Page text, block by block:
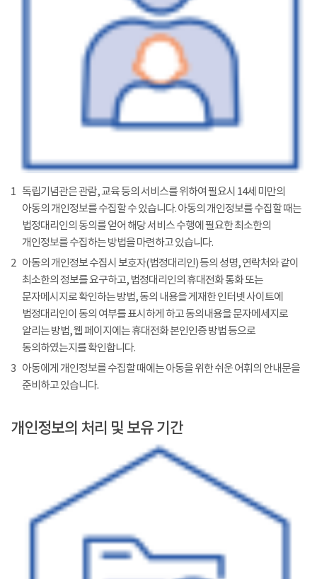
1 독립기념관은 관람, 교육 등의 서비스를 위하여 필요시 14세 미만의
아동의 개인정보를 수집할 수 있습니다. 아동의 개인정보를 수집할 때는
법정대리인의 동의를 얻어 해당 서비스 수행에 필요한 최소한의
개인정보를 수집하는 방법을 마련하고 있습니다.
2 아동의 개인정보 수집시 보호자(법정대리인) 등의 성명, 연락처와 같이
최소한의 정보를 요구하고, 법정대리인의 휴대전화 통화 또는
문자메시지로 확인하는 방법, 동의 내용을 게재한 인터넷 사이트에
법정대리인이 동의 여부를 표시하게 하고 동의내용을 문자메세지로
알리는 방법, 웹 페이지에는 휴대전화 본인인증 방법 등으로
동의하였는지를 확인합니다.
3 아동에게 개인정보를 수집할 때에는 아동을 위한 쉬운 어휘의 안내문을
준비하고 있습니다.
개인정보의 처리 및 보유 기간